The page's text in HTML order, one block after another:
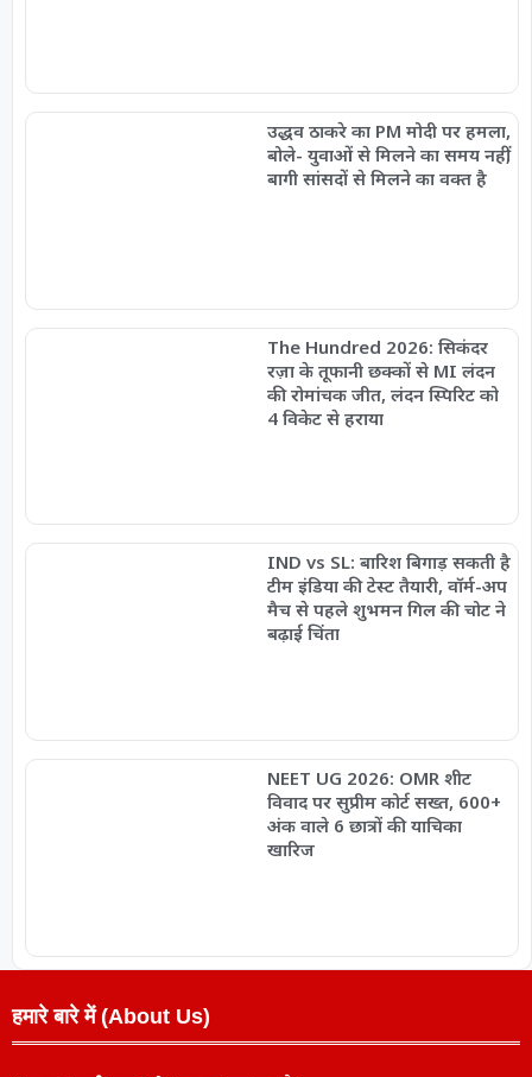
उद्धव ठाकरे का PM मोदी पर हमला,
बोले- युवाओं से मिलने का समय नहीं,
बागी सांसदों से मिलने का वक्त है
The Hundred 2026: सिकंदर
रज़ा के तूफानी छक्कों से MI लंदन
की रोमांचक जीत, लंदन स्पिरिट को
4 विकेट से हराया
IND vs SL: बारिश बिगाड़ सकती है
टीम इंडिया की टेस्ट तैयारी, वॉर्म-अप
मैच से पहले शुभमन गिल की चोट ने
बढ़ाई चिंता
NEET UG 2026: OMR शीट
विवाद पर सुप्रीम कोर्ट सख्त, 600+
अंक वाले 6 छात्रों की याचिका
खारिज
हमारे बारे में (About Us)